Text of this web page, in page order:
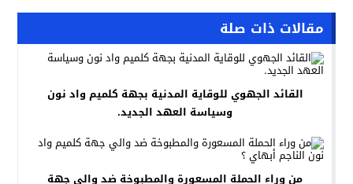
مقالات ذات صلة
القائد الجهوي للوقاية المدنية بجهة كلميم واد نون
وسياسة العهد الجديد.
من وراء الحملة المسعورة والمطبوخة ضد والي جهة